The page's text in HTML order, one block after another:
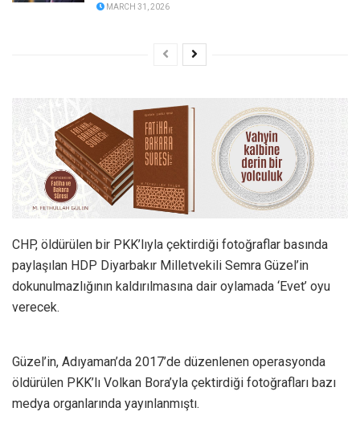
MARCH 31, 2026
CHP, öldürülen bir PKK’lıyla çektirdiği fotoğraflar basında
paylaşılan HDP Diyarbakır Milletvekili Semra Güzel’in
dokunulmazlığının kaldırılmasına dair oylamada ‘Evet’ oyu
verecek.
Güzel’in, Adıyaman’da 2017’de düzenlenen operasyonda
öldürülen PKK’lı Volkan Bora’yla çektirdiği fotoğrafları bazı
medya organlarında yayınlanmıştı.